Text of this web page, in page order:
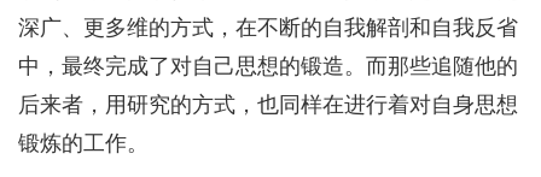
深广、更多维的方式，在不断的自我解剖和自我反省
中，最终完成了对自己思想的锻造。而那些追随他的
后来者，用研究的方式，也同样在进行着对自身思想
锻炼的工作。